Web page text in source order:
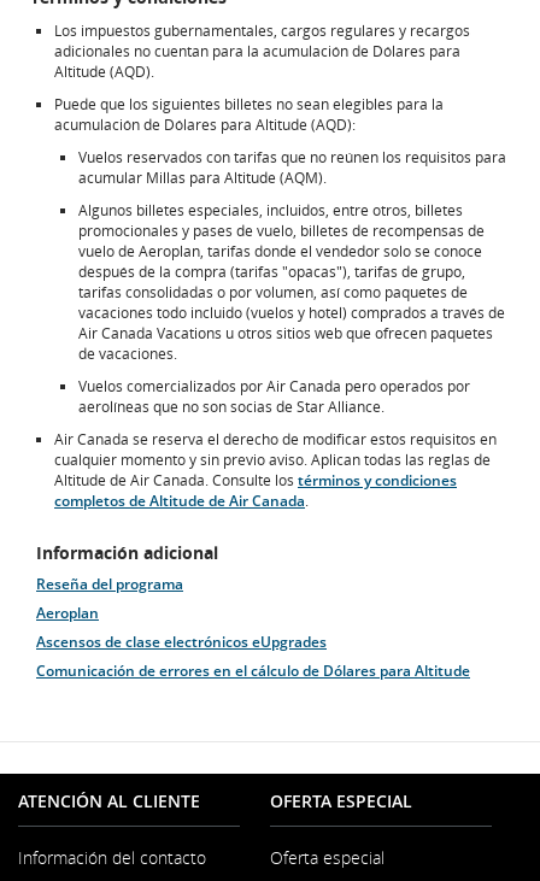
Los impuestos gubernamentales, cargos regulares y recargos
adicionales no cuentan para la acumulación de Dólares para
Altitude (AQD).
Puede que los siguientes billetes no sean elegibles para la
acumulación de Dólares para Altitude (AQD):
Vuelos reservados con tarifas que no reúnen los requisitos para
acumular Millas para Altitude (AQM).
Algunos billetes especiales, incluidos, entre otros, billetes
promocionales y pases de vuelo, billetes de recompensas de
vuelo de Aeroplan, tarifas donde el vendedor solo se conoce
después de la compra (tarifas "opacas"), tarifas de grupo,
tarifas consolidadas o por volumen, así como paquetes de
vacaciones todo incluido (vuelos y hotel) comprados a través de
Air Canada Vacations u otros sitios web que ofrecen paquetes
de vacaciones.
Vuelos comercializados por Air Canada pero operados por
aerolíneas que no son socias de Star Alliance.
Air Canada se reserva el derecho de modificar estos requisitos en
cualquier momento y sin previo aviso. Aplican todas las reglas de
Altitude de Air Canada. Consulte los términos y condiciones
completos de Altitude de Air Canada.
Información adicional
Reseña del programa
Aeroplan
Ascensos de clase electrónicos eUpgrades
Comunicación de errores en el cálculo de Dólares para Altitude
ATENCIÓN AL CLIENTE
Información del contacto
OFERTA ESPECIAL
Oferta especial